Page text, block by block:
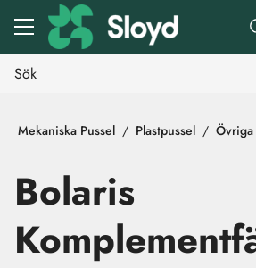
Gå till huvudinnehåll
Mekaniska Pussel Plastpussel Övriga
Bolaris